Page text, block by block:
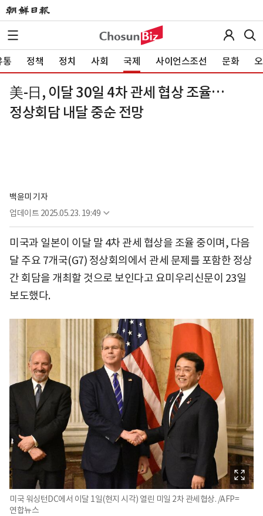
통 정책 정치 사회 국제 사이언스조선 문화
美-日, 이달 30일 4차 관세 협상 조율…
정상회담 내달 중순 전망
백윤미 기자
업데이트 2025.05.23. 19:49
미국과 일본이 이달 말 4차 관세 협상을 조율 중이며, 다음
달 주요 7개국(G7) 정상회의에서 관세 문제를 포함한 정상
간 회담을 개최할 것으로 보인다고 요미우리신문이 23일
보도했다.
미국 워싱턴DC에서 이달 1일(현지 시각) 열린 미일 2차 관세협상. /AFP=
연합뉴스